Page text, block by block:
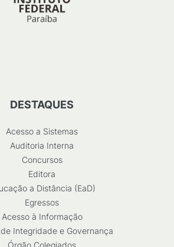
DESTAQUES
Acesso a Sistemas
Auditoria Interna
Concursos
Editora
a Distância (EaD)
Egressos
Acesso à Informação
Integridade e Governança
Órgão Colegiados